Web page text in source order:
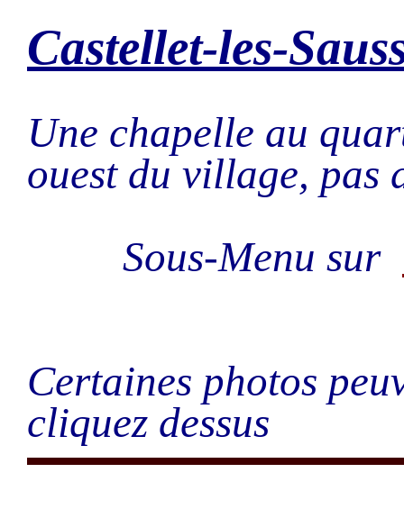
Castellet-les-
Une chapelle au
ouest du village, pas
Sous-Menu sur
Certaines photos
cliquez dessus